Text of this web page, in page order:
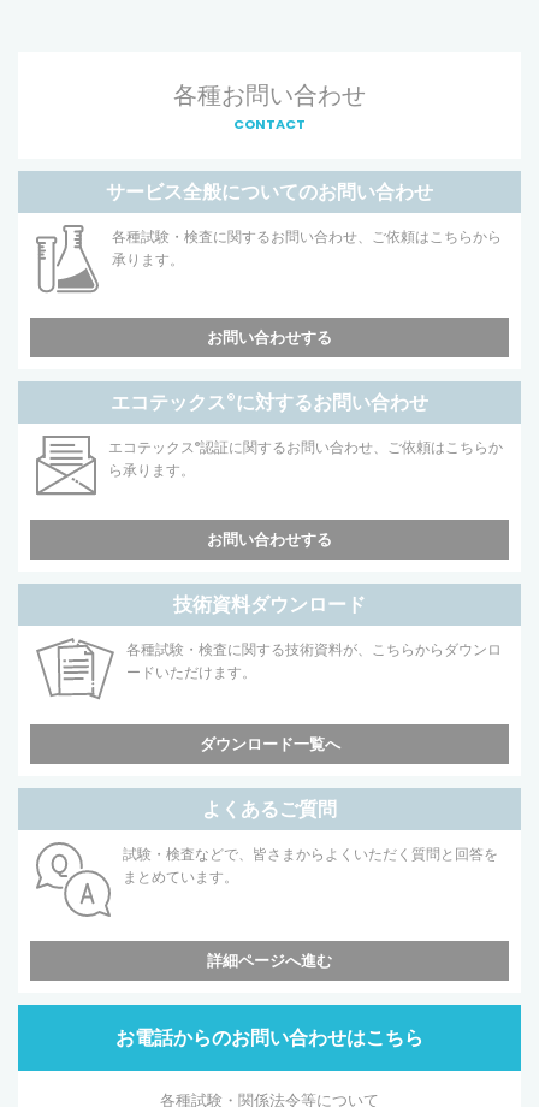
各種お問い合わせ
CONTACT
サービス全般についてのお問い合わせ
各種試験・検査に関するお問い合わせ、ご依頼はこちらから
承ります。
お問い合わせする
エコテックス®に対するお問い合わせ
エコテックス®認証に関するお問い合わせ、ご依頼はこちらか
ら承ります。
お問い合わせする
技術資料ダウンロード
各種試験・検査に関する技術資料が、こちらからダウンロ
ードいただけます。
ダウンロード一覧へ
よくあるご質問
試験・検査などで、皆さまからよくいただく質問と回答を
まとめています。
詳細ページへ進む
お電話からのお問い合わせはこちら
各種試験・関係法令等について